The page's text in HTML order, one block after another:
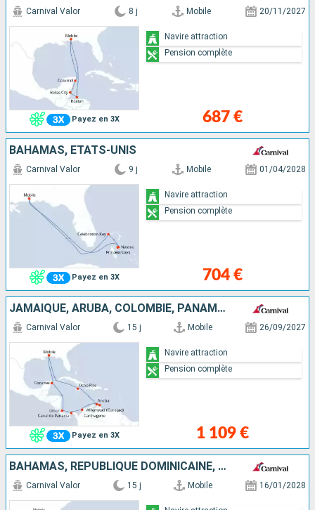
Payez en 3X
Carnival Valor 8 j Mobile 20/11/2027
687 €
Navire attraction
Pension complète
BAHAMAS, ÉTATS-UNIS
Payez en 3X
Carnival Valor 9 j Mobile 01/04/2028
704 €
Navire attraction
Pension complète
JAMAÏQUE, ARUBA, COLOMBIE, PANAMA, COSTA RICA, MEXIQUE, ÉTATS-UNIS
Payez en 3X
Carnival Valor 15 j Mobile 26/09/2027
1 109 €
Navire attraction
Pension complète
BAHAMAS, RÉPUBLIQUE DOMINICAINE, PORTO RICO, SAINT-THOMAS, ARUBA, JAMAÏQUE, ÉTATS-UNIS
Carnival Valor 15 j Mobile 16/01/2028